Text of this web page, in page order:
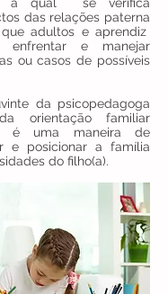
das relações paterna
adultos e aprendiz
enfrentar e manejar
ou casos de possíveis
da psicopedagoga
orientação familiar
é uma maneira de
e posicionar a família
do filho(a).